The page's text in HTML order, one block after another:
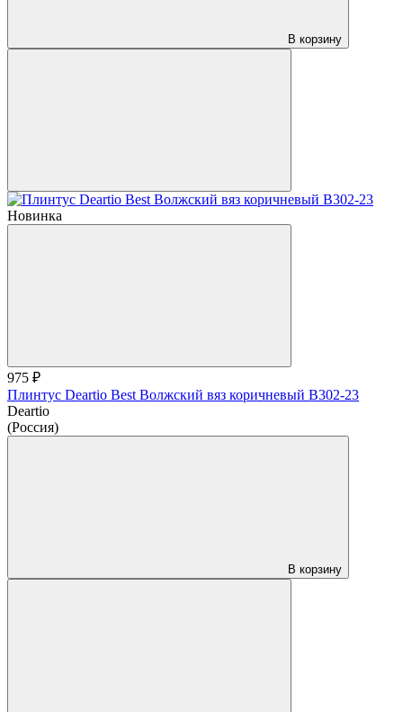
В корзину
Новинка
975 ₽
Плинтус Deartio Best Волжский вяз коричневый B302-23
Deartio
(Россия)
В корзину